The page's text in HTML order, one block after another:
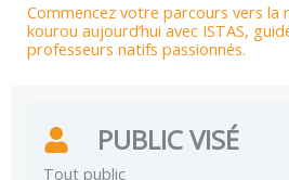
Commencez votre parcours vers la
kourou aujourd’hui avec ISTAS,
professeurs natifs passionnés.
PUBLIC VISÉ
Tout public